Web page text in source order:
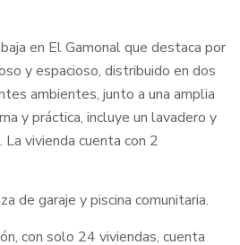
en El Gamonal que destaca por
y espacioso, distribuido en dos
ambientes, junto a una amplia
y práctica, incluye un lavadero y
vivienda cuenta con 2
de garaje y piscina comunitaria.
con solo 24 viviendas, cuenta